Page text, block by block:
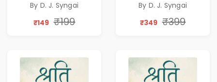
Collection on
Unrequited Love,
Resilience
By D. J. Syngai
₹149 ₹199
Collection on
Unrequited Love,
Resilience
By D. J. Syngai
₹349 ₹399